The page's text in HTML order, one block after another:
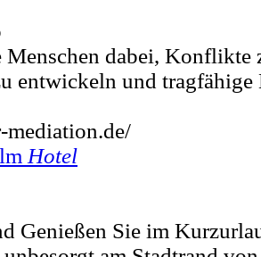
Menschen dabei, Konflikte
entwickeln und
mediation.de/
Hotel
Genießen Sie im